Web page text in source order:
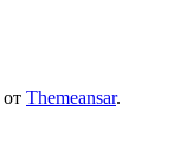
от Themeansar.